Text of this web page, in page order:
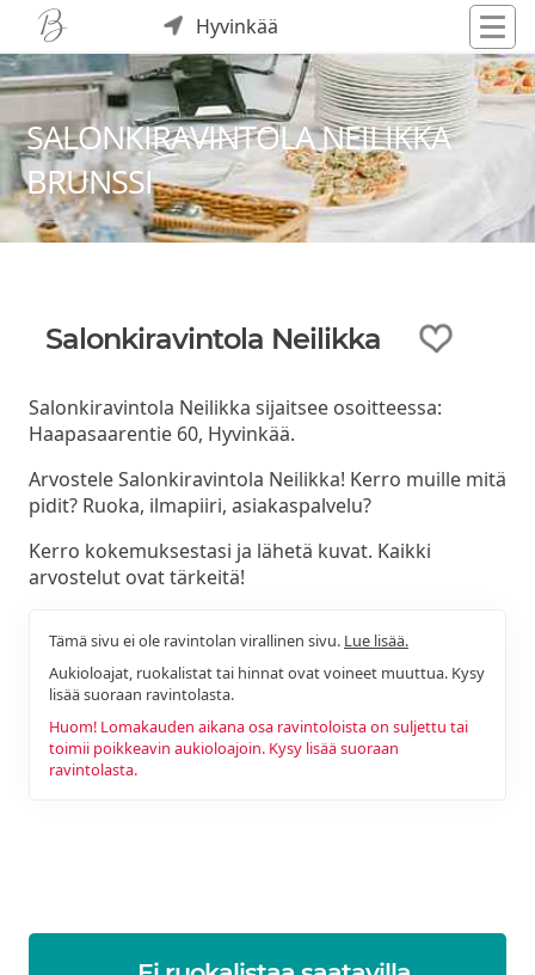
Hyvinkää
SALONKIRAVINTOLA NEILIKKA
BRUNSSI
Salonkiravintola Neilikka
Salonkiravintola Neilikka sijaitsee osoitteessa:
Haapasaarentie 60, Hyvinkää.
Arvostele Salonkiravintola Neilikka! Kerro muille mitä
pidit? Ruoka, ilmapiiri, asiakaspalvelu?
Kerro kokemuksestasi ja lähetä kuvat. Kaikki
arvostelut ovat tärkeitä!
Tämä sivu ei ole ravintolan virallinen sivu. Lue lisää.
Aukioloajat, ruokalistat tai hinnat ovat voineet muuttua. Kysy
lisää suoraan ravintolasta.
Huom! Lomakauden aikana osa ravintoloista on suljettu tai
toimii poikkeavin aukioloajoin. Kysy lisää suoraan
ravintolasta.